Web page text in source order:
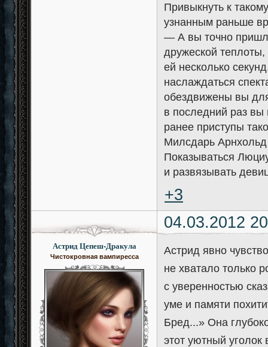
Привыкнуть к
узнанным раньше
— А вы точно
дружеской
ей несколько
наслаждаться
обездвижены вы
в последний раз вы
ранее приступы
Милсдарь Арнхольд
Показываться
и развязывать
+3
04.03.2012
Астрид Цепеш-Дракула
Чистокровная вампиресса
Астрид явно
не хватало только
с уверенностью
уме и памяти
Бред...» Она
этот уютный уголок